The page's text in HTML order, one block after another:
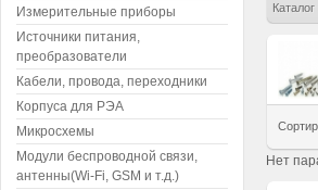
Каталог
Нет
Измерительные приборы
Источники питания,
преобразователи
Кабели, провода, переходники
Корпуса для РЭА
Микросхемы
Модули беспроводной связи,
антенны(Wi-Fi, GSM и т.д.)